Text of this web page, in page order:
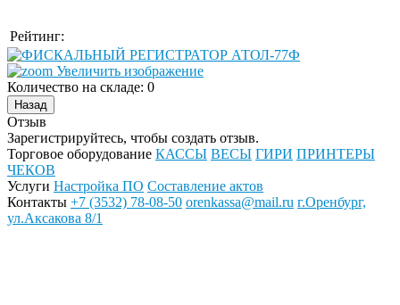
Рейтинг:
Увеличить изображение
Количество на складе: 0
Отзыв
Зарегистрируйтесь, чтобы создать отзыв.
Торговое оборудование КАССЫ ВЕСЫ ГИРИ ПРИНТЕРЫ
ЧЕКОВ
Услуги Настройка ПО Составление актов
Контакты +7 (3532) 78-08-50 orenkassa@mail.ru г.Оренбург,
ул.Аксакова 8/1